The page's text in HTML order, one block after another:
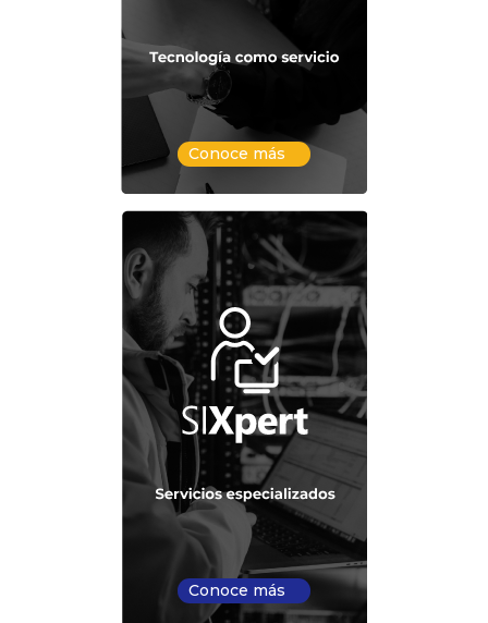
Conoce más
Conoce más